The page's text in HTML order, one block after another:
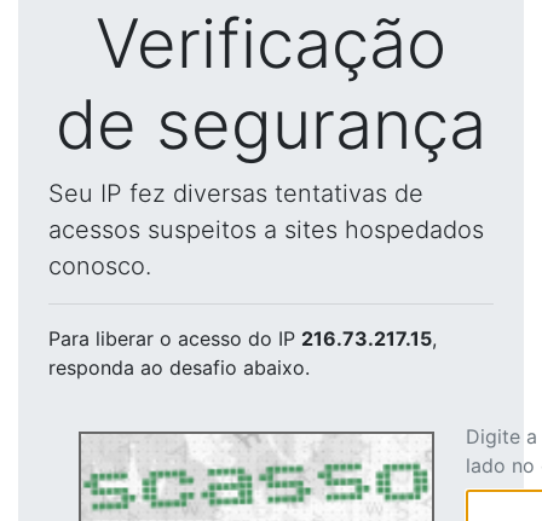
Verificação
de segurança
Seu IP fez diversas tentativas de
acessos suspeitos a sites hospedados
conosco.
Para liberar o acesso do IP 216.73.217.15,
responda ao desafio abaixo.
Digite
lado no